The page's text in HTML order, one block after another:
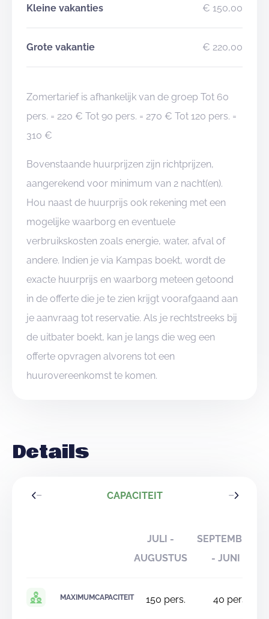
Kleine vakanties € 150,00
Grote vakantie € 220,00
Zomertarief is afhankelijk van de groep Tot 60
pers. = 220 € Tot 90 pers. = 270 € Tot 120 pers. =
310 €
Bovenstaande huurprijzen zijn richtprijzen,
aangerekend voor minimum van 2 nacht(en).
Hou naast de huurprijs ook rekening met een
mogelijke waarborg en eventuele
verbruikskosten zoals energie, water, afval of
andere. Indien je via Kampas boekt, wordt de
exacte huurprijs en waarborg meteen getoond
in de offerte die je te zien krijgt voorafgaand aan
je aanvraag tot reservatie. Als je rechtstreeks bij
de uitbater boekt, kan je langs die weg een
offerte opvragen alvorens tot een
huurovereenkomst te komen.
Details
CAPACITEIT
JULI -
AUGUSTUS
SEPTEMBER
- JUNI
MAXIMUMCAPACITEIT 150 pers. 40 pers.